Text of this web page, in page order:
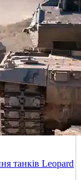
танків Leopard